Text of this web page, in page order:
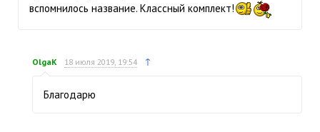
вспомнилось название. Классный комплект!
OlgaK 18 июля 2019, 19:54 ↑
Благодарю